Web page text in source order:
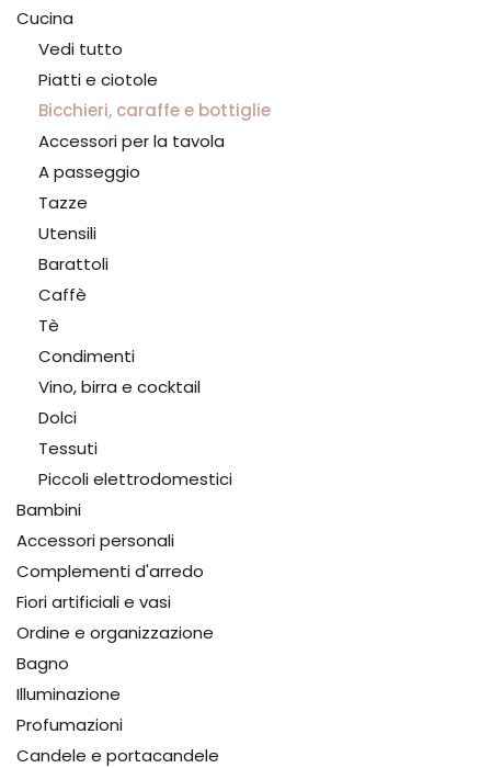
Cucina
Vedi tutto
Piatti e ciotole
Bicchieri, caraffe e bottiglie
Accessori per la tavola
A passeggio
Tazze
Utensili
Barattoli
Caffè
Tè
Condimenti
Vino, birra e cocktail
Dolci
Tessuti
Piccoli elettrodomestici
Bambini
Accessori personali
Complementi d'arredo
Fiori artificiali e vasi
Ordine e organizzazione
Bagno
Illuminazione
Profumazioni
Candele e portacandele